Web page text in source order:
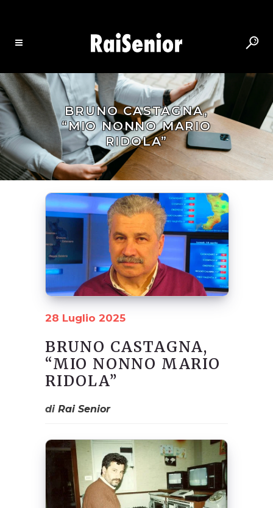
BRUNO CASTAGNA,
“MIO NONNO MARIO
RIDOLA”
28 Luglio 2025
BRUNO CASTAGNA,
“MIO NONNO MARIO
RIDOLA”
diRai Senior